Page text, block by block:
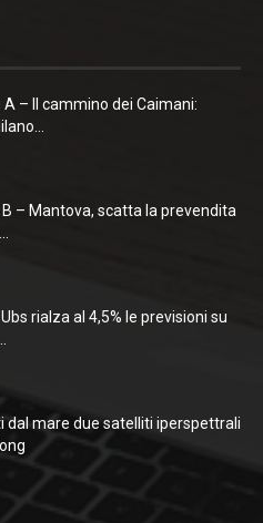
A – Il cammino dei Caimani:
B – Mantova, scatta la prevendita
rialza al 4,5% le previsioni su
dal mare due satelliti iperspettrali